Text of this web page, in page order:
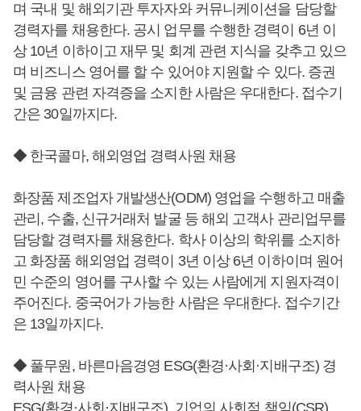
며 국내 및 해외기관 투자자와 커뮤니케이션을 담당할
경력자를 채용한다. 공시 업무를 수행한 경력이 6년 이
상 10년 이하이고 재무 및 회계 관련 지식을 갖추고 있으
며 비즈니스 영어를 할 수 있어야 지원할 수 있다. 증권
및 금융 관련 자격증을 소지한 사람은 우대한다. 접수기
간은 30일까지다.
◆ 한국콜마, 해외영업 경력사원 채용
화장품 제조업자 개발생산(ODM) 영업을 수행하고 매출
관리, 수출, 신규거래처 발굴 등 해외 고객사 관리업무를
담당할 경력자를 채용한다. 학사 이상의 학위를 소지하
고 화장품 해외영업 경력이 3년 이상 6년 이하이며 원어
민 수준의 영어를 구사할 수 있는 사람에게 지원자격이
주어진다. 중국어가 가능한 사람은 우대한다. 접수기간
은 13일까지다.
◆ 풀무원, 바른마음경영 ESG(환경·사회·지배구조) 경
력사원 채용